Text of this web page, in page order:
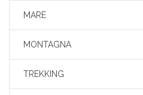
MARE
MONTAGNA
TREKKING